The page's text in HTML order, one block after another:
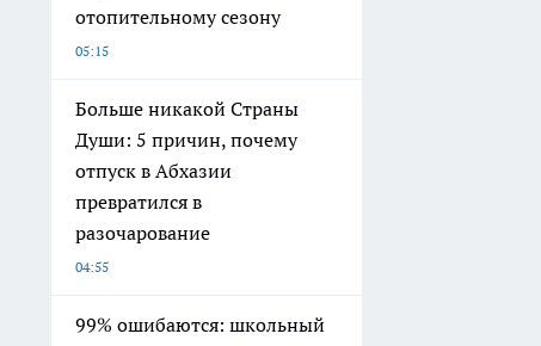
отопительному сезону
05:15
Больше никакой Страны
Души: 5 причин, почему
отпуск в Абхазии
превратился в
разочарование
04:55
99% ошибаются: школьный